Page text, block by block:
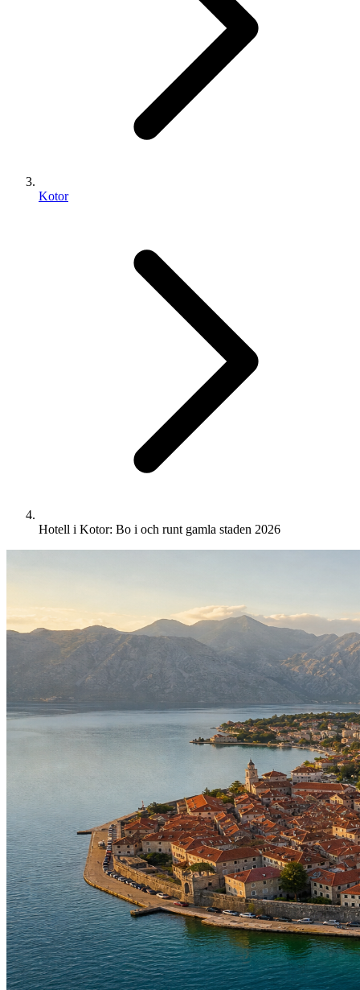
Kotor
Hotell i Kotor: Bo i och runt gamla staden 2026